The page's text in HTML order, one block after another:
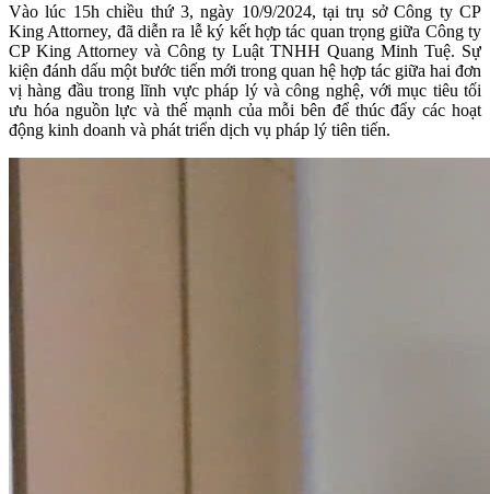
Vào lúc 15h chiều thứ 3, ngày 10/9/2024, tại trụ sở Công ty CP
King Attorney, đã diễn ra lễ ký kết hợp tác quan trọng giữa Công ty
CP King Attorney và Công ty Luật TNHH Quang Minh Tuệ. Sự
kiện đánh dấu một bước tiến mới trong quan hệ hợp tác giữa hai đơn
vị hàng đầu trong lĩnh vực pháp lý và công nghệ, với mục tiêu tối
ưu hóa nguồn lực và thế mạnh của mỗi bên để thúc đẩy các hoạt
động kinh doanh và phát triển dịch vụ pháp lý tiên tiến.